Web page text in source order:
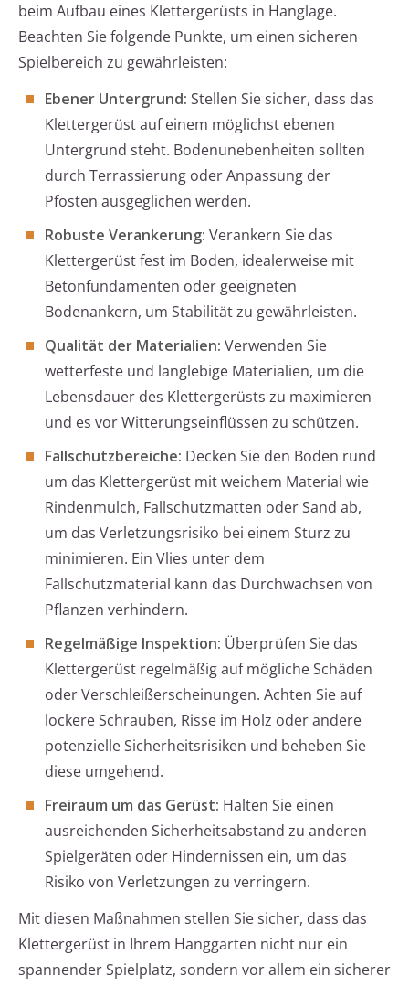
beim Aufbau eines Klettergerüsts in Hanglage.
Beachten Sie folgende Punkte, um einen sicheren
Spielbereich zu gewährleisten:
Ebener Untergrund: Stellen Sie sicher, dass das
Klettergerüst auf einem möglichst ebenen
Untergrund steht. Bodenunebenheiten sollten
durch Terrassierung oder Anpassung der
Pfosten ausgeglichen werden.
Robuste Verankerung: Verankern Sie das
Klettergerüst fest im Boden, idealerweise mit
Betonfundamenten oder geeigneten
Bodenankern, um Stabilität zu gewährleisten.
Qualität der Materialien: Verwenden Sie
wetterfeste und langlebige Materialien, um die
Lebensdauer des Klettergerüsts zu maximieren
und es vor Witterungseinflüssen zu schützen.
Fallschutzbereiche: Decken Sie den Boden rund
um das Klettergerüst mit weichem Material wie
Rindenmulch, Fallschutzmatten oder Sand ab,
um das Verletzungsrisiko bei einem Sturz zu
minimieren. Ein Vlies unter dem
Fallschutzmaterial kann das Durchwachsen von
Pflanzen verhindern.
Regelmäßige Inspektion: Überprüfen Sie das
Klettergerüst regelmäßig auf mögliche Schäden
oder Verschleißerscheinungen. Achten Sie auf
lockere Schrauben, Risse im Holz oder andere
potenzielle Sicherheitsrisiken und beheben Sie
diese umgehend.
Freiraum um das Gerüst: Halten Sie einen
ausreichenden Sicherheitsabstand zu anderen
Spielgeräten oder Hindernissen ein, um das
Risiko von Verletzungen zu verringern.
Mit diesen Maßnahmen stellen Sie sicher, dass das
Klettergerüst in Ihrem Hanggarten nicht nur ein
spannender Spielplatz, sondern vor allem ein sicherer